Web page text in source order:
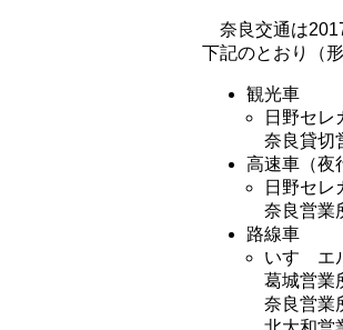
奈良交通は
下記のとおり（
観光車
日野セ
奈良貸切
高速車（夜
日野セ
奈良営業
路線車
いすゞ
葛城営業
奈良営業